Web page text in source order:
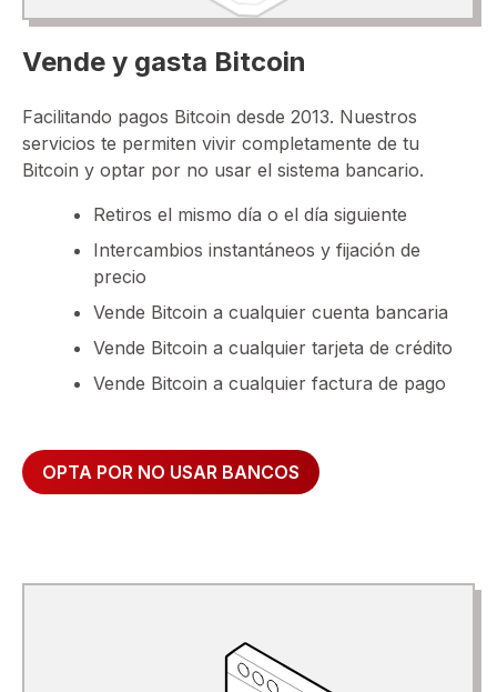
Vende y gasta Bitcoin
Facilitando pagos Bitcoin desde 2013. Nuestros
servicios te permiten vivir completamente de tu
Bitcoin y optar por no usar el sistema bancario.
Retiros el mismo día o el día siguiente
Intercambios instantáneos y fijación de
precio
Vende Bitcoin a cualquier cuenta bancaria
Vende Bitcoin a cualquier tarjeta de crédito
Vende Bitcoin a cualquier factura de pago
OPTA POR NO USAR BANCOS